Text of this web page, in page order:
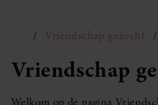
Vriendschap gezocht
Vriendschap